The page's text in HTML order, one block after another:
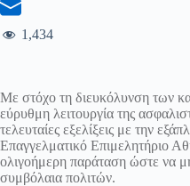
1,434
Με στόχο τη διευκόλυνση των
εύρυθμη λειτουργία της
τελευταίες εξελίξεις με την
Επαγγελματικό Επιμελητήριο
ολιγοήμερη παράταση ώστε να
συμβόλαια πολιτών.